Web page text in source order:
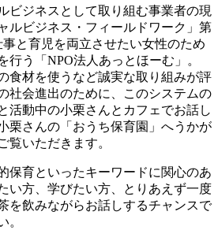
ビジネスとして取り組む事業者の現
ルビジネス・フィールドワーク」第
と育児を両立させたい女性のため
行う「NPO法人あっとほーむ」。
食材を使うなど誠実な取り組みが評
社会進出のために、このシステムの
活動中の小栗さんとカフェでお話し
栗さんの「おうち保育園」へうかが
覧いただきます。
保育といったキーワードに関心のあ
い方、学びたい方、とりあえず一度
を飲みながらお話しするチャンスで
。